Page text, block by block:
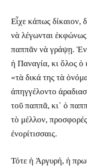
Εἶχε κάπως δίκαιον,
νὰ λέγωνται ἐκφώνως
παππᾶν νὰ γράψῃ.
ἡ Παναγία, κι ὅλος
«τὰ δικά της τὰ
ἀπηγγέλοντο
τοῦ παππᾶ, κι᾿ ὁ
τὸ μέλλον,
ἐνορίτισσαις.
Τότε ἡ Ἀργυρή, ἡ